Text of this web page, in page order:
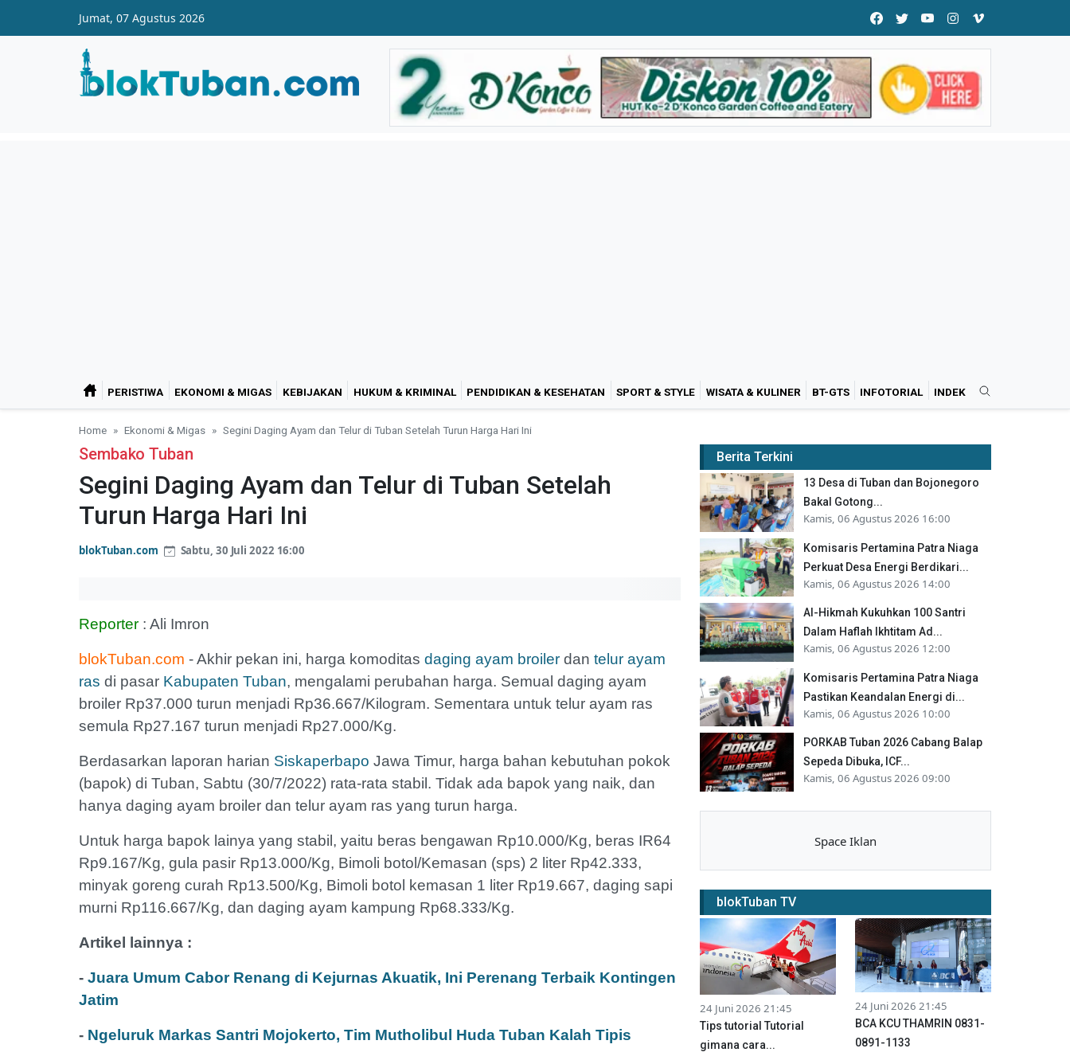
Jumat, 07 Agustus 2026
PERISTIWA EKONOMI & MIGAS KEBIJAKAN HUKUM & KRIMINAL PENDIDIKAN & KESEHATAN SPORT & STYLE WISATA & KULINER BT-GTS INFOTORIAL INDEK
Home Ekonomi & Migas Segini Daging Ayam dan Telur di Tuban Setelah Turun Harga Hari Ini
Sembako Tuban
Segini Daging Ayam dan Telur di Tuban Setelah
Turun Harga Hari Ini
blokTuban.com Sabtu, 30 Juli 2022 16:00
Reporter : Ali Imron
blokTuban.com - Akhir pekan ini, harga komoditas daging ayam broiler dan telur ayam
ras di pasar Kabupaten Tuban, mengalami perubahan harga. Semual daging ayam
broiler Rp37.000 turun menjadi Rp36.667/Kilogram. Sementara untuk telur ayam ras
semula Rp27.167 turun menjadi Rp27.000/Kg.
Berdasarkan laporan harian Siskaperbapo Jawa Timur, harga bahan kebutuhan pokok
(bapok) di Tuban, Sabtu (30/7/2022) rata-rata stabil. Tidak ada bapok yang naik, dan
hanya daging ayam broiler dan telur ayam ras yang turun harga.
Untuk harga bapok lainya yang stabil, yaitu beras bengawan Rp10.000/Kg, beras IR64
Rp9.167/Kg, gula pasir Rp13.000/Kg, Bimoli botol/Kemasan (sps) 2 liter Rp42.333,
minyak goreng curah Rp13.500/Kg, Bimoli botol kemasan 1 liter Rp19.667, daging sapi
murni Rp116.667/Kg, dan daging ayam kampung Rp68.333/Kg.
Artikel lainnya :
- Juara Umum Cabor Renang di Kejurnas Akuatik, Ini Perenang Terbaik Kontingen
Jatim
- Ngeluruk Markas Santri Mojokerto, Tim Mutholibul Huda Tuban Kalah Tipis
Berita Terkini
13 Desa di Tuban dan Bojonegoro
Bakal Gotong...
Kamis, 06 Agustus 2026 16:00
Komisaris Pertamina Patra Niaga
Perkuat Desa Energi Berdikari...
Kamis, 06 Agustus 2026 14:00
Al-Hikmah Kukuhkan 100 Santri
Dalam Haflah Ikhtitam Ad...
Kamis, 06 Agustus 2026 12:00
Komisaris Pertamina Patra Niaga
Pastikan Keandalan Energi di...
Kamis, 06 Agustus 2026 10:00
PORKAB Tuban 2026 Cabang Balap
Sepeda Dibuka, ICF...
Kamis, 06 Agustus 2026 09:00
Space Iklan
blokTuban TV
24 Juni 2026 21:45
Tips tutorial Tutorial
gimana cara...
24 Juni 2026 21:45
BCA KCU THAMRIN 0831-
0891-1133